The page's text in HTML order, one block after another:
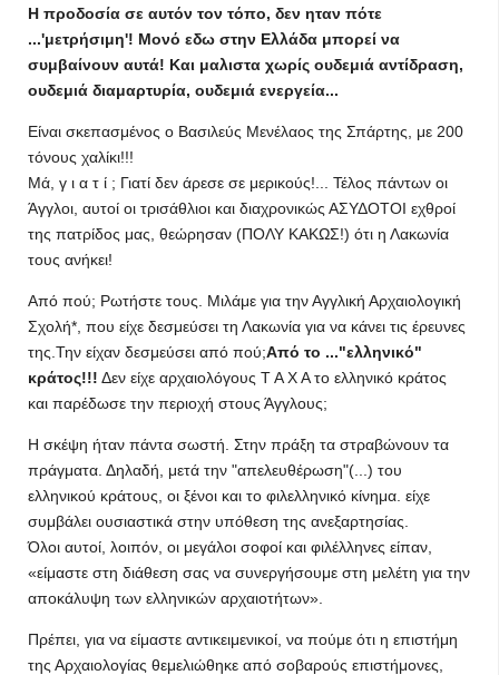
Η προδοσία σε αυτόν τον τόπο, δεν ηταν πότε
...'μετρήσιμη'! Μονό εδω στην Ελλάδα μπορεί να
συμβαίνουν αυτά! Και μαλιστα χωρίς ουδεμιά αντίδραση,
ουδεμιά διαμαρτυρία, ουδεμιά ενεργεία...
Είναι σκεπασμένος ο Βασιλεύς Μενέλαος της Σπάρτης, με 200
τόνους χαλίκι!!!
Μά, γ ι α τ ί ; Γιατί δεν άρεσε σε μερικούς!... Τέ­λος πάντων οι
Άγγλοι, αυτοί οι τρισάθλιοι και διαχρονικώς ΑΣΥΔΟΤΟΙ εχθροί
της πατρίδος μας, θεώρησαν (ΠΟΛΥ ΚΑΚΩΣ!) ότι η Λακωνία
τους ανήκει!
Από πού; Ρωτήστε τους. Μιλάμε για την Αγγλική Αρχαιολογική
Σχολή*, που είχε δεσμεύσει τη Λακωνία για να κάνει τις έρευνες
της.Την είχαν δεσμεύσει από πού;Από το ..."ελληνικό"
κράτος!!! Δεν είχε αρχαιολόγους Τ Α Χ Α το ελληνικό κράτος
και παρέδωσε την περιοχή στους Άγγλους;
Η σκέψη ήταν πάντα σωστή. Στην πράξη τα στραβώνουν τα
πράγματα. Δηλαδή, μετά την "απελευθέρωση"(...) του
ελληνικού κράτους, οι ξένοι και το φιλελ­ληνικό κίνημα. είχε
συμβάλει ου­σιαστικά στην υπόθεση της ανε­ξαρτησίας.
Όλοι αυτοί, λοιπόν, οι μεγάλοι σοφοί και φιλέλληνες είπαν,
«είμαστε στη διάθεση σας να συνεργήσουμε στη μελέτη για την
αποκάλυψη των ελληνι­κών αρχαιοτήτων».
Πρέπει, για να είμαστε αντικειμενικοί, να πούμε ότι η επιστήμη
της Αρ­χαιολογίας θεμελιώθηκε από σο­βαρούς επιστήμονες,